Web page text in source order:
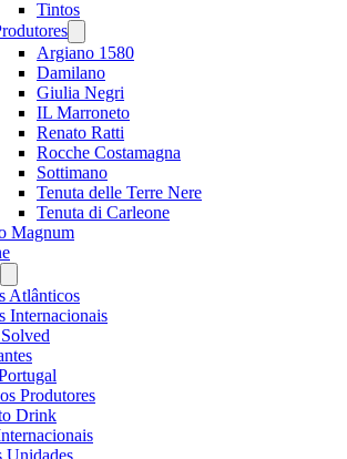
Tintos
menu
Argiano 1580
Damilano
Giulia Negri
IL Marroneto
Renato Ratti
Rocche Costamagna
Sottimano
Tenuta delle Terre Nere
Tenuta di Carleone
Magnum
menu
Atlânticos
Internacionais
Produtores
Drink
Unidades